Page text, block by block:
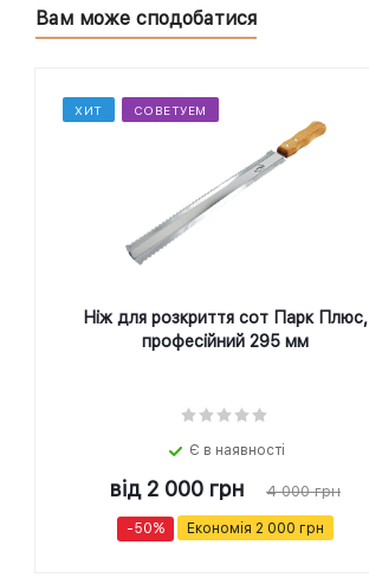
Вам може сподобатися
ХИТ СОВЕТУЕМ
Ніж для розкриття сот Парк Плюс,
професійний 295 мм
Є в наявності
від 2 000 грн 4 000 грн
-50% Економія 2 000 грн